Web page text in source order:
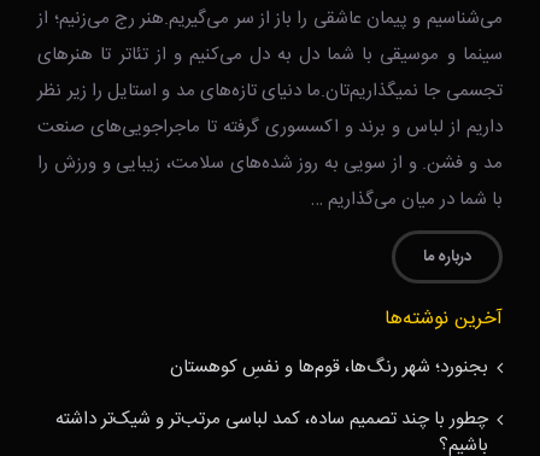
می‌شناسیم و پیمان عاشقی را باز از سر می‌گیریم.هنر رج می‌زنیم؛ از
سینما و موسیقی با شما دل به دل می‌کنیم و از تئاتر تا هنرهای
تجسمی جا نمیگذاریم‌تان.ما دنیای تازه‌های مد و استایل را زیر نظر
داریم از لباس و برند و اکسسوری گرفته تا ماجراجویی‌های صنعت
مد و فشن. و از سویی به روز شده‌های سلامت، زیبایی و ورزش را
با شما در میان می‌گذاریم …
درباره ما
آخرین نوشته‌ها
بجنورد؛ شهر رنگ‌ها، قوم‌ها و نفسِ کوهستان
چطور با چند تصمیم ساده، کمد لباسی مرتب‌تر و شیک‌تر داشته
باشیم؟